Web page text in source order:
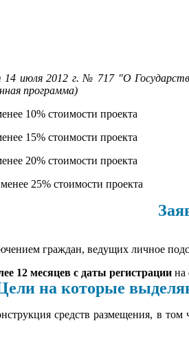
2012 г. № 717 "О
программа)
10% стоимости проекта
15% стоимости проекта
20% стоимости проекта
25% стоимости проекта
граждан, ведущих личное
12 месяцев с даты регистрации на
средств размещения, в